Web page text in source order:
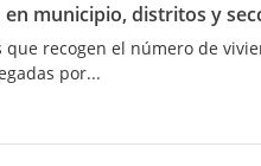
municipio, distritos y
recogen el número de
por...